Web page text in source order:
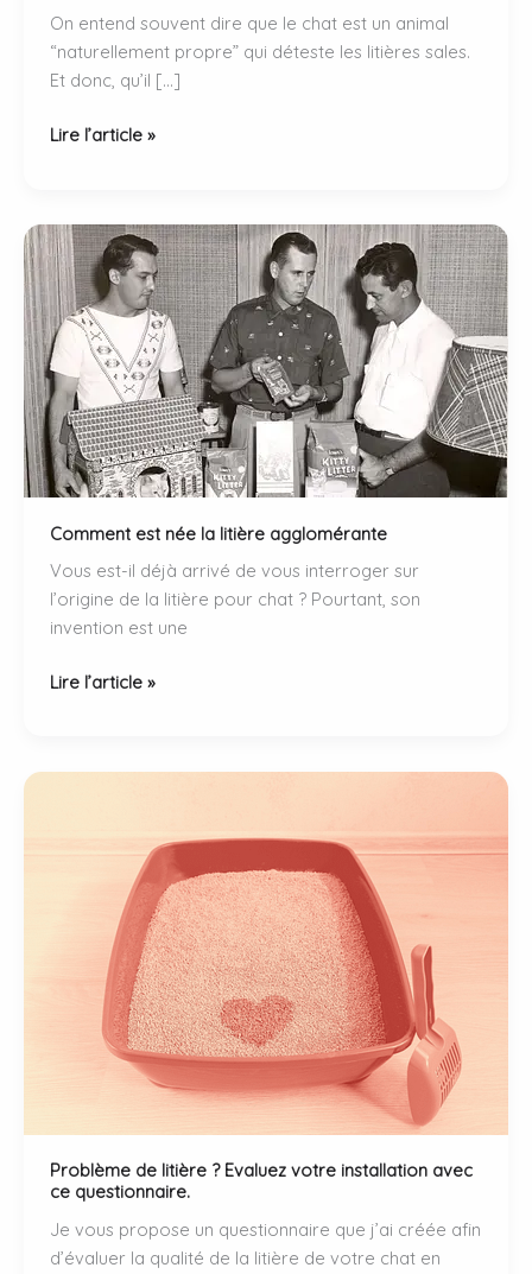
On entend souvent dire que le chat est un animal
“naturellement propre” qui déteste les litières sales.
Et donc, qu’il […]
Litière
ce
qui
dérange
vraiment
votre
chat.
Lire l’article »
Comment est née la litière agglomérante
Vous est-il déjà arrivé de vous interroger sur
l’origine de la litière pour chat ? Pourtant, son
invention est une
Comment
Lire l’article »
Problème de litière ? Evaluez votre installation avec
ce questionnaire.
Je vous propose un questionnaire que j’ai créée afin
d’évaluer la qualité de la litière de votre chat en